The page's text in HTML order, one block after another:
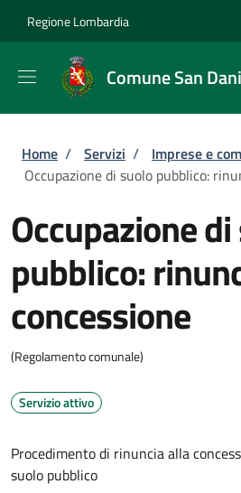
Regione Lombardia
Comune San
Briciole di pane
Home / Servizi / Imprese e
Occupazione di suolo pubblico:
Occupazione
pubblico:
concessione
(Regolamento comunale)
Servizio attivo
Procedimento di rinuncia alla
suolo pubblico